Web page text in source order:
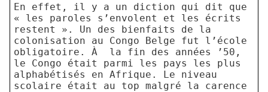
En effet, il y a un diction qui dit que
« les paroles s’envolent et les écrits
restent ». Un des bienfaits de la
colonisation au Congo Belge fut l’école
obligatoire. À
la fin des années ’50,
le Congo était parmi les pays les plus
alphabétisés en Afrique. Le niveau
scolaire était au top malgré la carence